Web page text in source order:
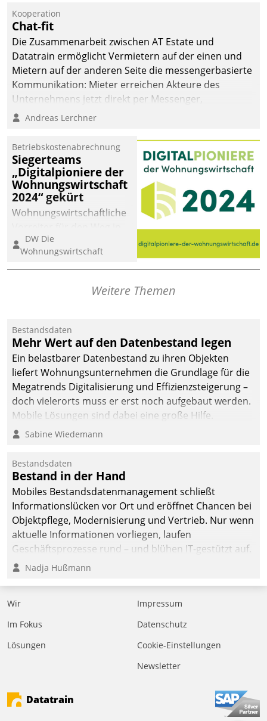
Kooperation
Chat-fit
Die Zusammenarbeit zwischen AT Estate und
Datatrain ermöglicht Vermietern auf der einen und
Mietern auf der anderen Seite die messengerbasierte
Kommunikation: Mieter erreichen Akteure des
Unternehmens jetzt direkt per Messenger,
Mitarbeiter oder Dienstleister empfangen oder
Andreas Lerchner
Betriebskostenabrechnung
Siegerteams
„Digitalpioniere der
Wohnungswirtschaft
2024“ gekürt
Wohnungswirtschaftliche
eine digitale Zukunft zu
finden, ist das Ziel des
Awards „Digitalpioniere
Wohnungswirtschaft“.
dafür ein Team
bestehend aus
Wohnungsunternehmen
und PropTech.
DW Die
Wohnungswirtschaft
Weitere Themen
Bestandsdaten
Mehr Wert auf den Datenbestand legen
Ein belastbarer Datenbestand zu ihren Objekten
liefert Wohnungsunternehmen die Grundlage für die
Megatrends Digitalisierung und Effizienzsteigerung –
doch vielerorts muss er erst noch aufgebaut werden.
Mobile Lösungen sind dabei eine große Hilfe.
Sabine Wiedemann
Bestandsdaten
Bestand in der Hand
Mobiles Bestandsdatenmanagement schließt
Informationslücken vor Ort und eröffnet Chancen bei
Objektpflege, Modernisierung und Vertrieb. Nur wenn
aktuelle Informationen vorliegen, laufen
Geschäftsprozesse rund – und blühen IT-gestützt auf.
Nadja Hußmann
Wir
Im Fokus
Lösungen
Impressum
Datenschutz
Cookie-Einstellungen
Newsletter
Datatrain